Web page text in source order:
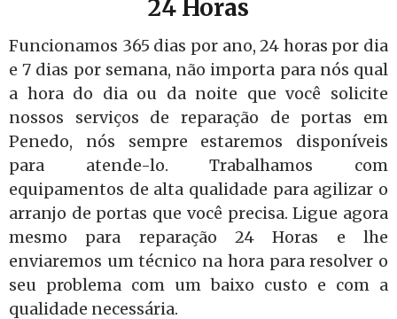
24 Horas
Funcionamos 365 dias por ano, 24 horas por dia
e 7 dias por semana, não importa para nós qual
a hora do dia ou da noite que você solicite
nossos serviços de reparação de portas em
Penedo, nós sempre estaremos disponíveis
para atende-lo. Trabalhamos com
equipamentos de alta qualidade para agilizar o
arranjo de portas que você precisa. Ligue agora
mesmo para reparação 24 Horas e lhe
enviaremos um técnico na hora para resolver o
seu problema com um baixo custo e com a
qualidade necessária.